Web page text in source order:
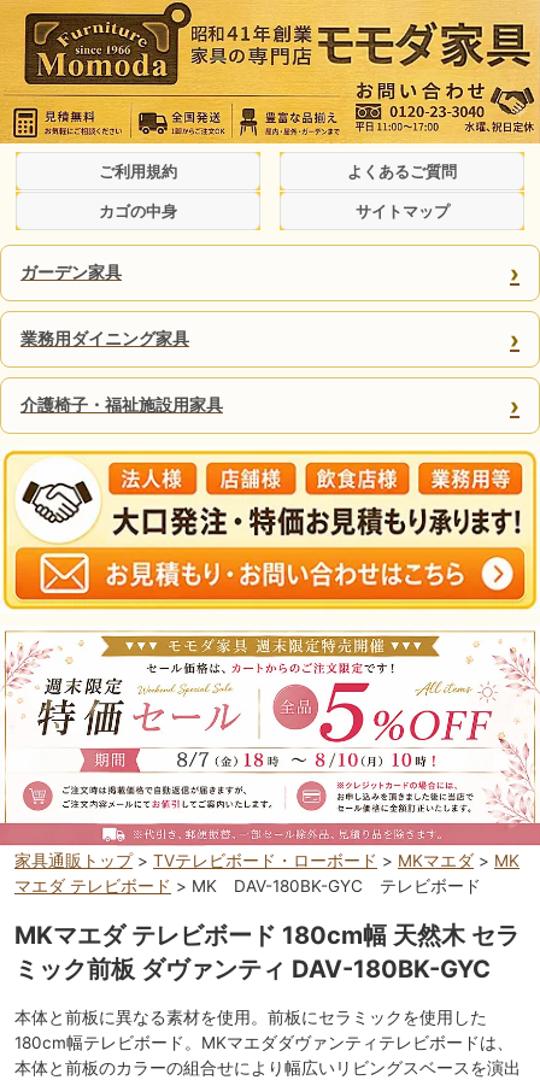
ご利用規約 よくあるご質問
カゴの中身 サイトマップ
ガーデン家具 ›
業務用ダイニング家具 ›
介護椅子・福祉施設用家具 ›
家具通販トップ> TVテレビボード・ローボード > MKマエダ > MK
マエダ テレビボード > MK DAV-180BK-GYC テレビボード
MKマエダ テレビボード 180cm幅 天然木 セラ
ミック前板 ダヴァンティ DAV-180BK-GYC
本体と前板に異なる素材を使用。前板にセラミックを使用した
180cm幅テレビボード。MKマエダダヴァンティテレビボードは、
本体と前板のカラーの組合せにより幅広いリビングスベースを演出